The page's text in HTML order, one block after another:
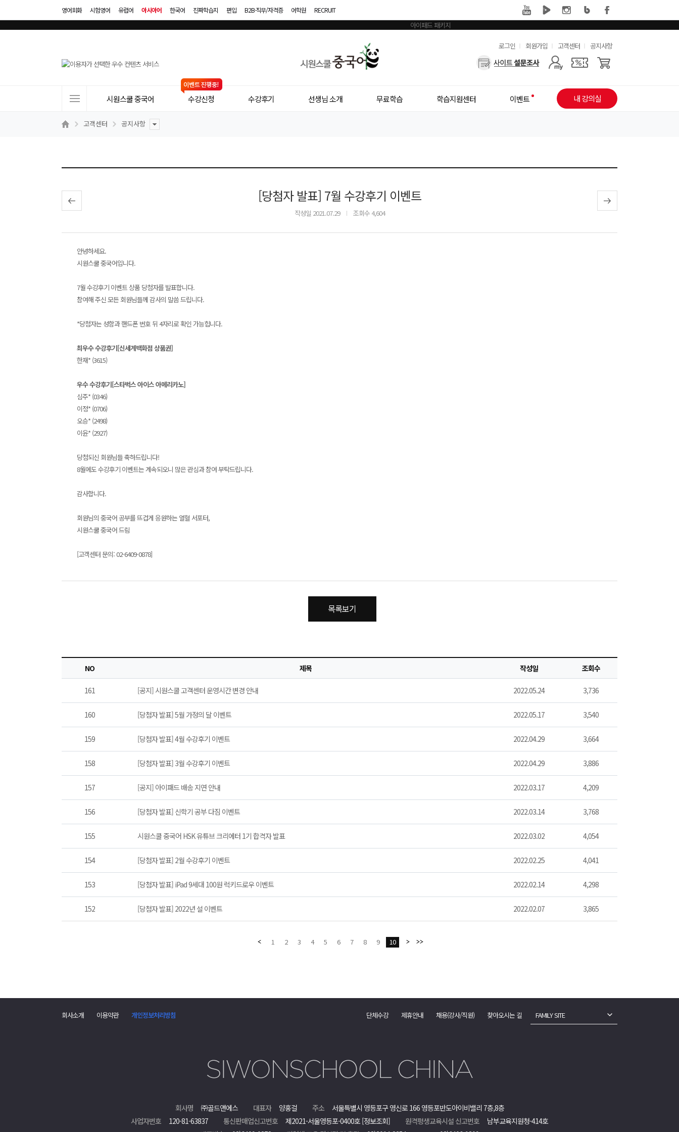
영어회화 시험영어 유럽어 아시아어 한국어 진짜학습지 편입 B2B·직무/자격증 어학원 RECRUIT
어
유
용
로그인 회원가입 고객센터 공지사항
사
트
시원스쿨 중국어 수강신청 수강후기 선생님 소개 무료학습 학습지원센터 이벤트 내 강의실
고객센터 공지사항
[당첨자 발표] 7월 수강후기 이벤트
작성일 2021.07.29 조회수 4,604
안녕하세요.
시원스쿨 중국어입니다.
7월 수강후기 이벤트 상품 당첨자를 발표합니다.
참여해 주신 모든 회원님들께 감사의 말씀 드립니다.
*당첨자는 성함과 핸드폰 번호 뒤 4자리로 확인 가능힙니다.
최우수 수강후기[신세계백화점 상품권]
한재* (3615)
우수 수강후기[스타벅스 아이스 아메리카노]
심주* (0346)
이정* (0706)
오승* (2498)
이윤* (2927)
당첨되신 회원님들 축하드립니다!
8월에도 수강후기 이벤트는 계속되오니 많은 관심과 참여 부탁드립니다.
감사합니다.
회원님의 중국어 공부를 뜨겁게 응원하는 열혈 서포터,
시원스쿨 중국어 드림
[고객센터 문의: 02-6409-0878]
목록보기
NO 제목 작성일 조회수
161 [공지] 시원스쿨 고객센터 운영시간 변경 안내 2022.05.24 3,736
160 [당첨자 발표] 5월 가정의 달 이벤트 2022.05.17 3,540
159 [당첨자 발표] 4월 수강후기 이벤트 2022.04.29 3,664
158 [당첨자 발표] 3월 수강후기 이벤트 2022.04.29 3,886
157 [공지] 아이패드 배송 지연 안내 2022.03.17 4,209
156 [당첨자 발표] 신학기 공부 다짐 이벤트 2022.03.14 3,768
155 시원스쿨 중국어 HSK 유튜브 크리에터 1기 합격자 발표 2022.03.02 4,054
154 [당첨자 발표] 2월 수강후기 이벤트 2022.02.25 4,041
153 [당첨자 발표] iPad 9세대 100원 럭키드로우 이벤트 2022.02.14 4,298
152 [당첨자 발표] 2022년 설 이벤트 2022.02.07 3,865
1 2 3 4 5 6 7 8 9 10
회사소개 이용약관 개인정보처리방침 단체수강 제휴안내 채용(강사/직원) 찾아오시는 길 FAMILY SITE
회사명 ㈜골드앤에스 대표자 양홍걸 주소
서울특별시 영등포구 영신로 166 영등포반도아이비밸리 7층,8층
사업자번호
120-81-63837 통신판매업신고번호 제2021-서울영등포-0400호 [정보조회] 원격평생교육시설 신고번호
남부교육지원청-414호